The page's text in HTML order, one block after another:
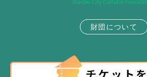
財団について